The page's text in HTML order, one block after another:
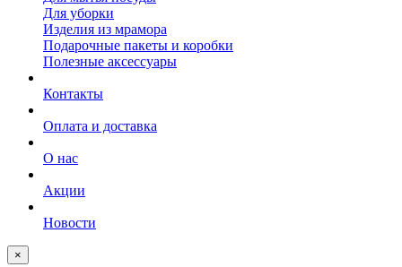
Для уборки
Изделия из мрамора
Подарочные пакеты и коробки
Полезные аксессуары
Контакты
Оплата и доставка
О нас
Акции
Новости
×